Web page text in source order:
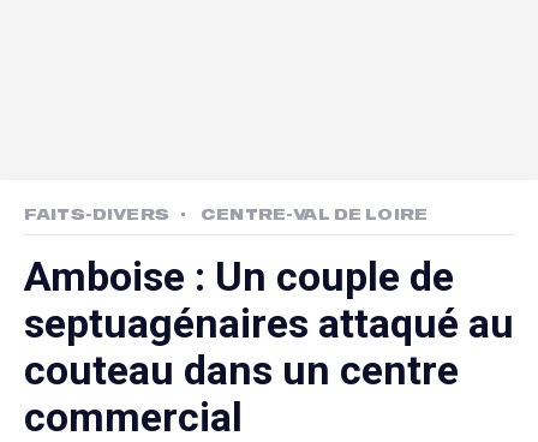
FAITS-DIVERS CENTRE-VAL DE LOIRE
Amboise : Un couple de
septuagénaires attaqué au
couteau dans un centre
commercial